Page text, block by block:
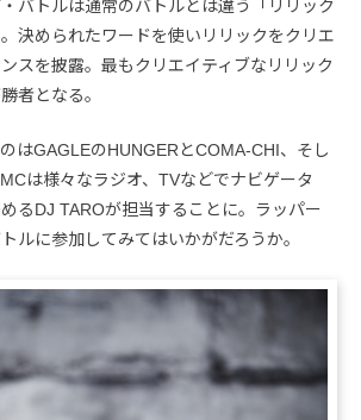
バトルは通常のバトルとは違う「リリック
決められたワードを使いリリックをクリエ
スを披露。最もクリエイティブなリリック
者となる。
はGAGLEのHUNGERとCOMA-CHI、そし
は様々なラジオ、TVなどでナビゲータ
るDJ TAROが担当することに。ラッパー
ルに参加してみてはいかがだろうか。